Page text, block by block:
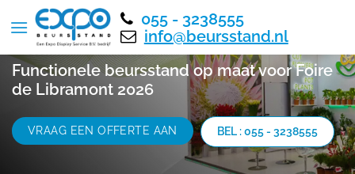
055 - 3238555
info@beursstand.nl
Functionele beursstand op maat voor Foire
de Libramont 2026
VRAAG EEN OFFERTE AAN BEL : 055 - 3238555